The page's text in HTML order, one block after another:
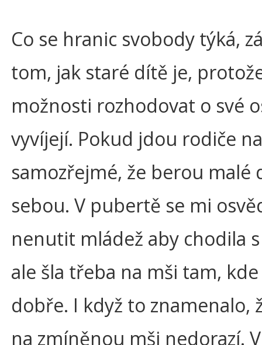
Co se hranic svobody týká,
tom, jak staré dítě je,
možnosti rozhodovat o své
vyvíjejí. Pokud jdou rodiče
samozřejmé, že berou malé
sebou. V pubertě se mi
nenutit mládež aby chodila
ale šla třeba na mši tam,
dobře. I když to znamenalo,
na zmíněnou mši nedorazí.